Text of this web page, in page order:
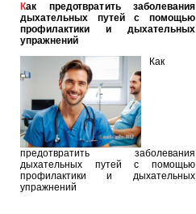
Как предотвратить заболевания
дыхательных путей с помощью
профилактики и дыхательных
упражнений
Как
предотвратить заболевания
дыхательных путей с помощью
профилактики и дыхательных
упражнений